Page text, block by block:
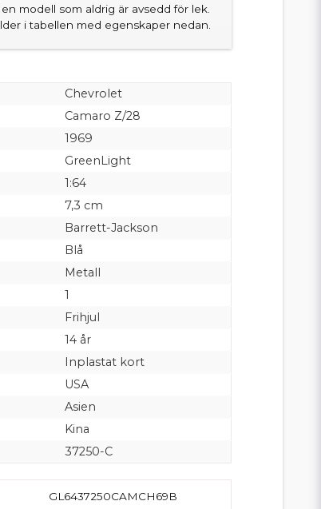
modell som aldrig är avsedd för lek.
i tabellen med egenskaper nedan.
Chevrolet
Camaro Z/28
1969
GreenLight
1:64
7,3 cm
Barrett-Jackson
Blå
Metall
1
Frihjul
14 år
Inplastat kort
USA
Asien
Kina
37250-C
GL6437250CAMCH69B